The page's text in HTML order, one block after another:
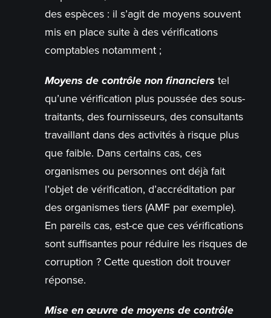
des espèces : il s’agit de moyens souvent
mis en place suite à des vérifications
comptables notamment ;
Moyens de contrôle non financiers tel
qu’une vérification plus poussée des sous-
traitants, des fournisseurs, des consultants
travaillant dans des activités à risque plus
que faible. Dans certains cas, ces
organismes ou personnes ont déjà fait
l’objet de vérification, d’accréditation par
des organismes tiers (AMF par exemple).
En pareils cas, est-ce que ces vérifications
sont suffisantes pour réduire les risques de
corruption ? Cette question doit trouver
réponse.
Mise en œuvre de moyens de contrôle